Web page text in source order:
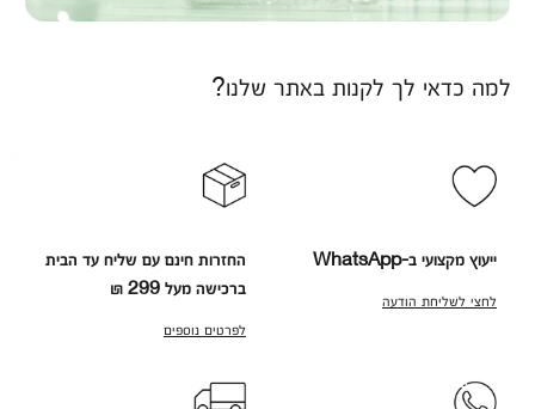
למה כדאי לך לקנות באתר שלנו?
ייעוץ מקצועי ב-WhatsApp
לחצי לשליחת הודעה
החזרות חינם עם שליח עד הבית
ברכישה מעל 299 ₪
לפרטים נוספים